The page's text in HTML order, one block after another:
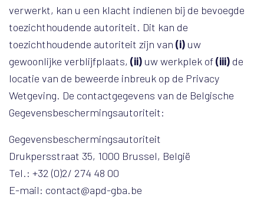
verwerkt, kan u een klacht indienen bij de bevoegde
toezichthoudende autoriteit. Dit kan de
toezichthoudende autoriteit zijn van (i) uw
gewoonlijke verblijfplaats, (ii) uw werkplek of(iii) de
locatie van de beweerde inbreuk op de Privacy
Wetgeving. De contactgegevens van de Belgische
Gegevensbeschermingsautoriteit:
Gegevensbeschermingsautoriteit
Drukpersstraat 35, 1000 Brussel, België
Tel.: +32 (0)2/ 274 48 00
E-mail: contact@apd-gba.be